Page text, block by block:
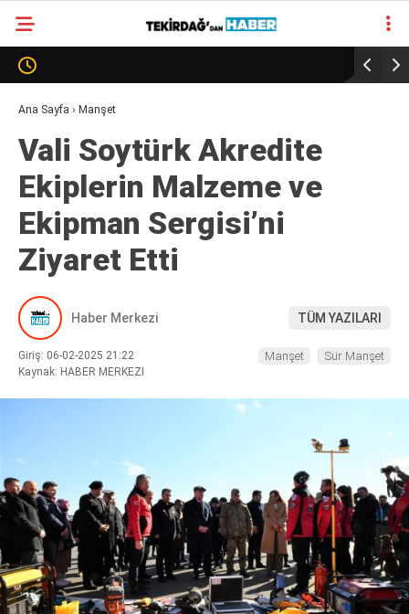
WhatsApp İhbar
Hattı
23.9
TEKIRDAĞ
SÜR MANŞET
ALT MANŞET
Ana Sayfa › Manşet
Vali Soytürk Akredite
Ekiplerin Malzeme ve
Ekipman Sergisi’ni
Ziyaret Etti
Haber Merkezi TÜM YAZILARI
Giriş: 06-02-2025 21:22
Kaynak: HABER MERKEZI
Manşet Sür Manşet